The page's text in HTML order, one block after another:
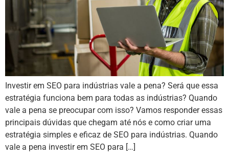
Investir em SEO para indústrias vale a pena? Será que essa
estratégia funciona bem para todas as indústrias? Quando
vale a pena se preocupar com isso? Vamos responder essas
principais dúvidas que chegam até nós e como criar uma
estratégia simples e eficaz de SEO para indústrias. Quando
vale a pena investir em SEO para […]